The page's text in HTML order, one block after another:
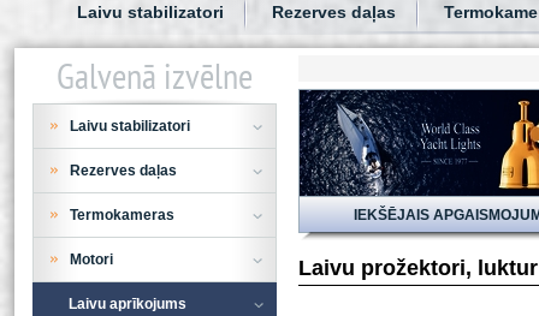
Laivu stabilizatori Rezerves daļas
IEKŠĒJAIS
Laivu prožektori,
Galvenā izvēlne
Laivu stabilizatori
Rezerves daļas
Termokameras
Motori
Laivu aprīkojums